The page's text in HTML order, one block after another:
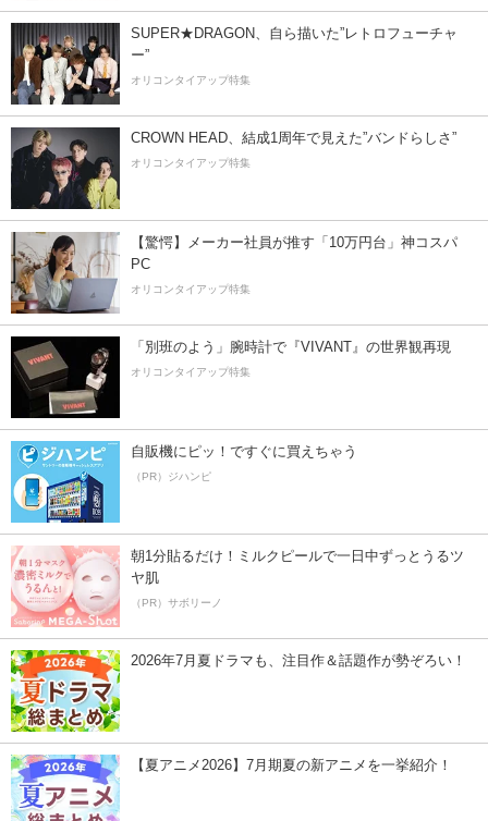
SUPER★DRAGON、自ら描いた”レトロフューチャ
ー”
オリコンタイアップ特集
CROWN HEAD、結成1周年で見えた”バンドらしさ”
オリコンタイアップ特集
【驚愕】メーカー社員が推す「10万円台」神コスパ
PC
オリコンタイアップ特集
「別班のよう」腕時計で『VIVANT』の世界観再現
オリコンタイアップ特集
自販機にピッ！ですぐに買えちゃう
（PR）ジハンピ
朝1分貼るだけ！ミルクピールで一日中ずっとうるツ
ヤ肌
（PR）サボリーノ
2026年7月夏ドラマも、注目作＆話題作が勢ぞろい！
【夏アニメ2026】7月期夏の新アニメを一挙紹介！